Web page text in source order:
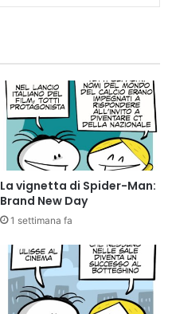
La vignetta di Spider-Man:
Brand New Day
1 settimana fa